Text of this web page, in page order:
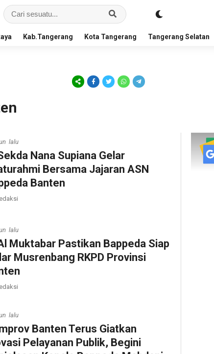
Kab.Tangerang Kota Tangerang Tangerang Selatan
lalu
Nana Supiana Gelar
Bersama Jajaran ASN
Banten
lalu
Muktabar Pastikan Bappeda Siap
Musrenbang RKPD Provinsi
lalu
Banten Terus Giatkan
Pelayanan Publik, Begini